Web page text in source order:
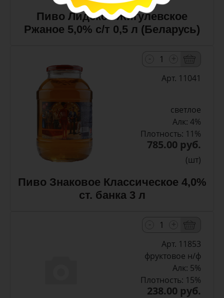
Пиво Лидское Жигулевское
Ржаное 5,0% с/т 0,5 л (Беларусь)
Арт. 11041
светлое
Алк: 4%
Плотность: 11%
785.00 руб.
(шт)
Пиво Знаковое Классическое 4,0%
ст. банка 3 л
Арт. 11853
фруктовое н/ф
Алк: 5%
Плотность: 15%
238.00 руб.